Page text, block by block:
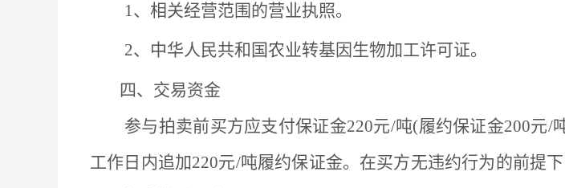
1、相关经营范围的营业执照。
2、中华人民共和国农业转基因生物加工许可证。
四、交易资金
参与拍卖前买方应支付保证金220元/吨(履约保证金200元/
工作日内追加220元/吨履约保证金。在买方无违约行为的前提